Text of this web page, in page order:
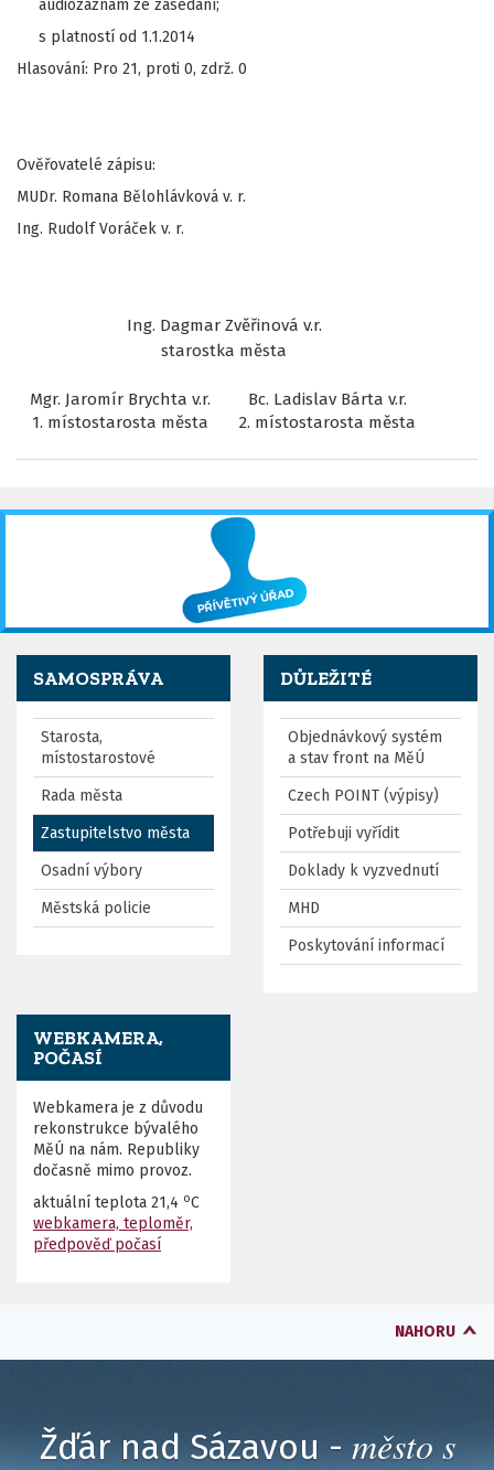
audiozáznam ze zasedání;
s platností od 1.1.2014
Hlasování: Pro 21, proti 0, zdrž. 0
Ověřovatelé zápisu:
MUDr. Romana Bělohlávková v. r.
Ing. Rudolf Voráček v. r.
Ing. Dagmar Zvěřinová v.r.
starostka města
Mgr. Jaromír Brychta v.r.
Bc. Ladislav Bárta v.r.
1. místostarosta města
2. místostarosta města
SAMOSPRÁVA
Starosta,
místostarostové
Rada města
Zastupitelstvo města
Osadní výbory
Městská policie
DŮLEŽITÉ
Objednávkový systém
a stav front na MěÚ
Czech POINT (výpisy)
Potřebuji vyřídit
Doklady k vyzvednutí
MHD
Poskytování informací
WEBKAMERA,
POČASÍ
Webkamera je z důvodu
rekonstrukce bývalého
MěÚ na nám. Republiky
dočasně mimo provoz.
aktuální teplota 21,4 oC
webkamera, teploměr,
předpověď počasí
NAHORU
Žďár nad Sázavou - město s